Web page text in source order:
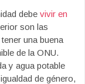
debe vivir en
son las
una buena
de la ONU.
y agua potable
de género,